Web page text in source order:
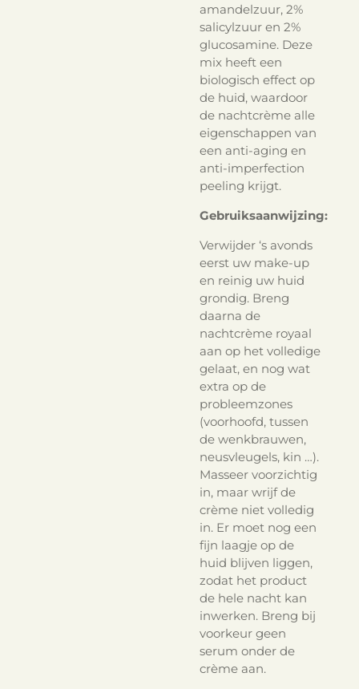
amandelzuur, 2%
salicylzuur en 2%
glucosamine. Deze
mix heeft een
biologisch effect op
de huid, waardoor
de nachtcrème alle
eigenschappen van
een anti-aging en
anti-imperfection
peeling krijgt.
Gebruiksaanwijzing:
Verwijder ‘s avonds
eerst uw make-up
en reinig uw huid
grondig. Breng
daarna de
nachtcrème royaal
aan op het volledige
gelaat, en nog wat
extra op de
probleemzones
(voorhoofd, tussen
de wenkbrauwen,
neusvleugels, kin …).
Masseer voorzichtig
in, maar wrijf de
crème niet volledig
in. Er moet nog een
fijn laagje op de
huid blijven liggen,
zodat het product
de hele nacht kan
inwerken. Breng bij
voorkeur geen
serum onder de
crème aan.